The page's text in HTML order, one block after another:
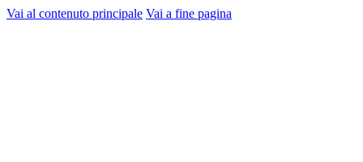
Vai al contenuto principale Vai a fine pagina